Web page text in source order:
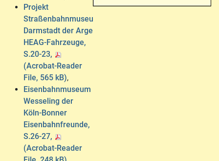
Projekt
Straßenbahnmuseum
Darmstadt der Arge
HEAG-Fahrzeuge,
S.20-23,
(Acrobat-Reader
File, 565 kB),
Eisenbahnmuseum
Wesseling der
Köln-Bonner
Eisenbahnfreunde,
S.26-27,
(Acrobat-Reader